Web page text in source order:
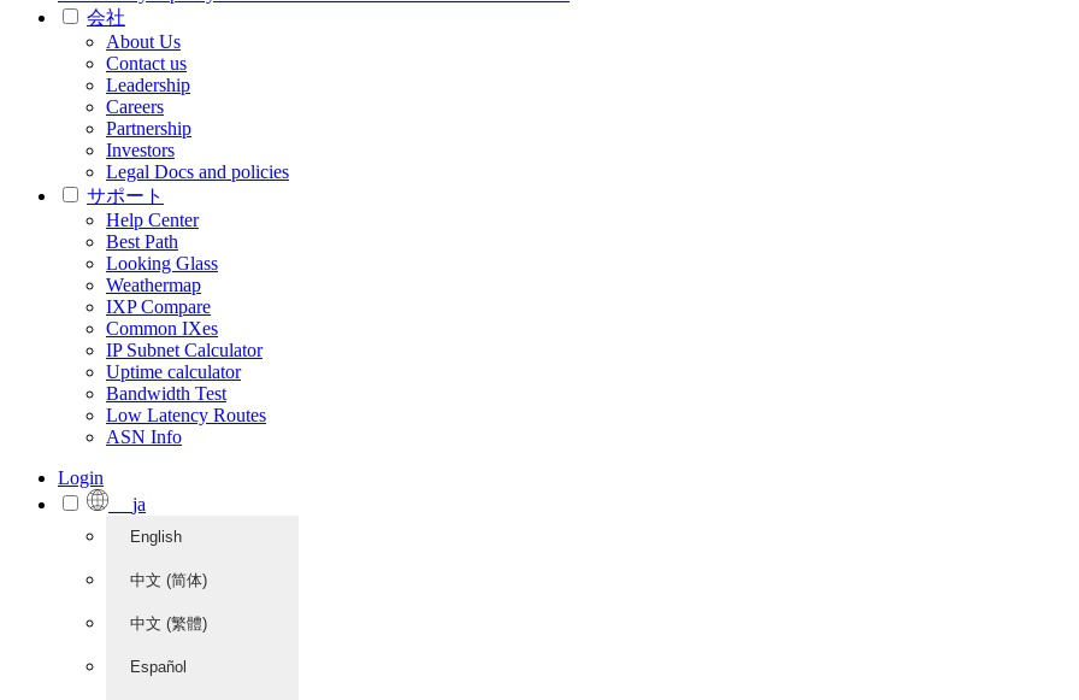
会社
About Us
Contact us
Leadership
Careers
Partnership
Investors
Legal Docs and policies
サポート
Help Center
Best Path
Looking Glass
Weathermap
IXP Compare
Common IXes
IP Subnet Calculator
Uptime calculator
Bandwidth Test
Low Latency Routes
ASN Info
Login
ja
English
中文 (简体)
中文 (繁體)
Español